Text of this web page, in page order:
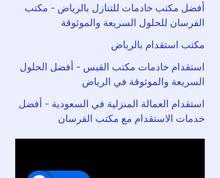
أفضل مكتب خادمات للتنازل بالرياض – مكتب
الفرسان للحلول السريعة والموثوقة
مكتب استقدام بالرياض
استقدام خادمات مكتب القبس – أفضل الحلول
السريعة والموثوقة في الرياض
استقدام العمالة المنزلية في السعودية – أفضل
خدمات الاستقدام مع مكتب الفرسان